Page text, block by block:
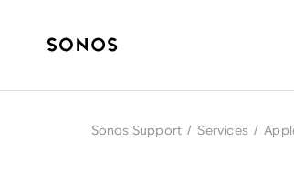
Sonos Support / Services /